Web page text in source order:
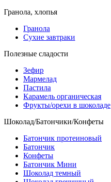
Гранола, хлопья
Гранола
Сухие завтраки
Полезные сладости
Зефир
Мармелад
Пастила
Карамель органическая
Фрукты/орехи в шоколаде
Шоколад/Батончики/Конфеты
Батончик протеиновый
Батончик
Конфеты
Батончик Мини
Шоколад темный